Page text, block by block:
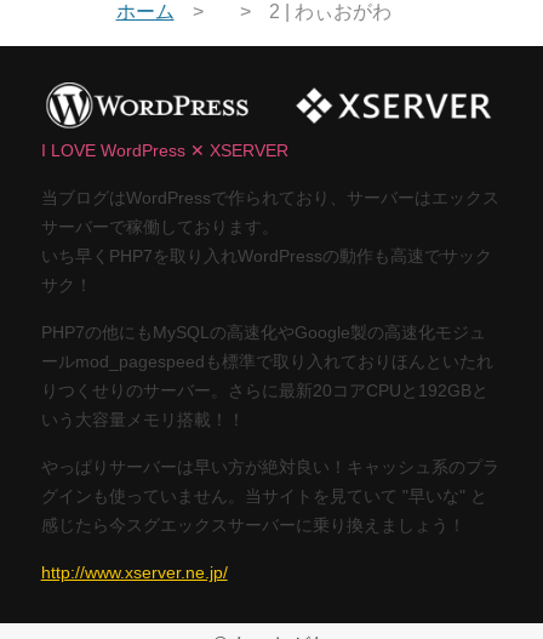
ホーム 2 | わぃおがわ
I LOVE WordPress ✕ XSERVER
当ブログはWordPressで作られており、サーバーはエックス
サーバーで稼働しております。
いち早くPHP7を取り入れWordPressの動作も高速でサック
サク！
PHP7の他にもMySQLの高速化やGoogle製の高速化モジュ
ールmod_pagespeedも標準で取り入れておりほんといたれ
りつくせりのサーバー。さらに最新20コアCPUと192GBと
いう大容量メモリ搭載！！
やっぱりサーバーは早い方が絶対良い！キャッシュ系のプラ
グインも使っていません。当サイトを見ていて "早いな" と
感じたら今スグエックスサーバーに乗り換えましょう！
http://www.xserver.ne.jp/